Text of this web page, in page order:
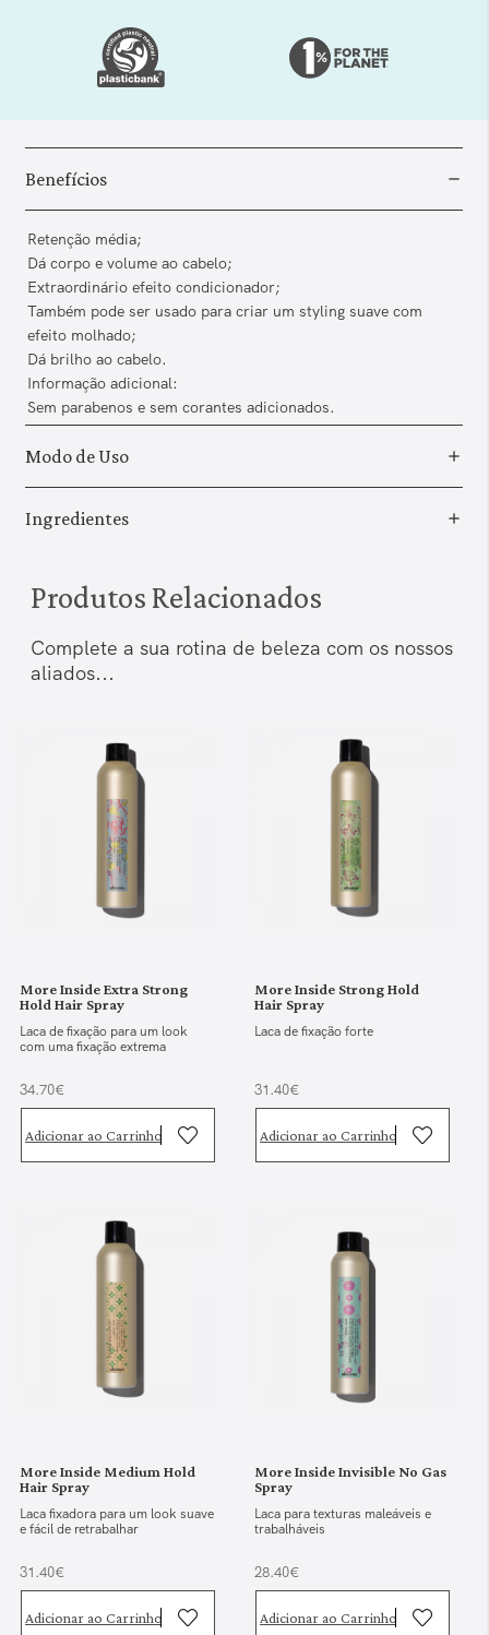
Benefícios
Retenção média;
Dá corpo e volume ao cabelo;
Extraordinário efeito condicionador;
Também pode ser usado para criar um styling suave com
efeito molhado;
Dá brilho ao cabelo.
Informação adicional:
Sem parabenos e sem corantes adicionados.
Modo de Uso
Ingredientes
Produtos Relacionados
Complete a sua rotina de beleza com os nossos
aliados...
More Inside Extra Strong
Hold Hair Spray
Laca de fixação para um look
com uma fixação extrema
34.70€
Adicionar ao Carrinho
More Inside Strong Hold
Hair Spray
Laca de fixação forte
31.40€
Adicionar ao Carrinho
More Inside Medium Hold
Hair Spray
Laca fixadora para um look suave
e fácil de retrabalhar
31.40€
Adicionar ao Carrinho
More Inside Invisible No Gas
Spray
Laca para texturas maleáveis e
trabalháveis
28.40€
Adicionar ao Carrinho